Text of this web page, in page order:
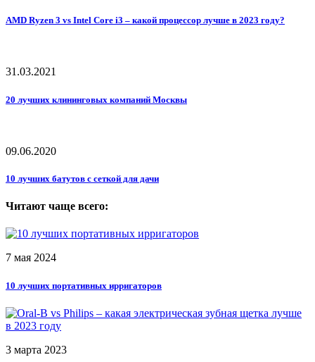
AMD Ryzen 3 vs Intel Core i3 – какой процессор лучше в 2023 году?
31.03.2021
20 лучших клининговых компаний Москвы
09.06.2020
10 лучших батутов с сеткой для дачи
Читают чаще всего:
7 мая 2024
10 лучших портативных ирригаторов
3 марта 2023